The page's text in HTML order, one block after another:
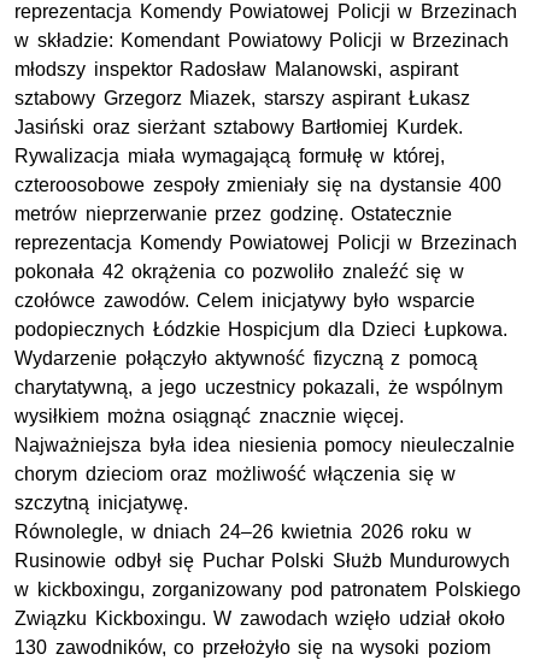
reprezentacja Komendy Powiatowej Policji w Brzezinach
w składzie: Komendant Powiatowy Policji w Brzezinach
młodszy inspektor Radosław Malanowski, aspirant
sztabowy Grzegorz Miazek, starszy aspirant Łukasz
Jasiński oraz sierżant sztabowy Bartłomiej Kurdek.
Rywalizacja miała wymagającą formułę w której,
czteroosobowe zespoły zmieniały się na dystansie 400
metrów nieprzerwanie przez godzinę. Ostatecznie
reprezentacja Komendy Powiatowej Policji w Brzezinach
pokonała 42 okrążenia co pozwoliło znaleźć się w
czołówce zawodów. Celem inicjatywy było wsparcie
podopiecznych Łódzkie Hospicjum dla Dzieci Łupkowa.
Wydarzenie połączyło aktywność fizyczną z pomocą
charytatywną, a jego uczestnicy pokazali, że wspólnym
wysiłkiem można osiągnąć znacznie więcej.
Najważniejsza była idea niesienia pomocy nieuleczalnie
chorym dzieciom oraz możliwość włączenia się w
szczytną inicjatywę.
Równolegle, w dniach 24–26 kwietnia 2026 roku w
Rusinowie odbył się Puchar Polski Służb Mundurowych
w kickboxingu, zorganizowany pod patronatem Polskiego
Związku Kickboxingu. W zawodach wzięło udział około
130 zawodników, co przełożyło się na wysoki poziom